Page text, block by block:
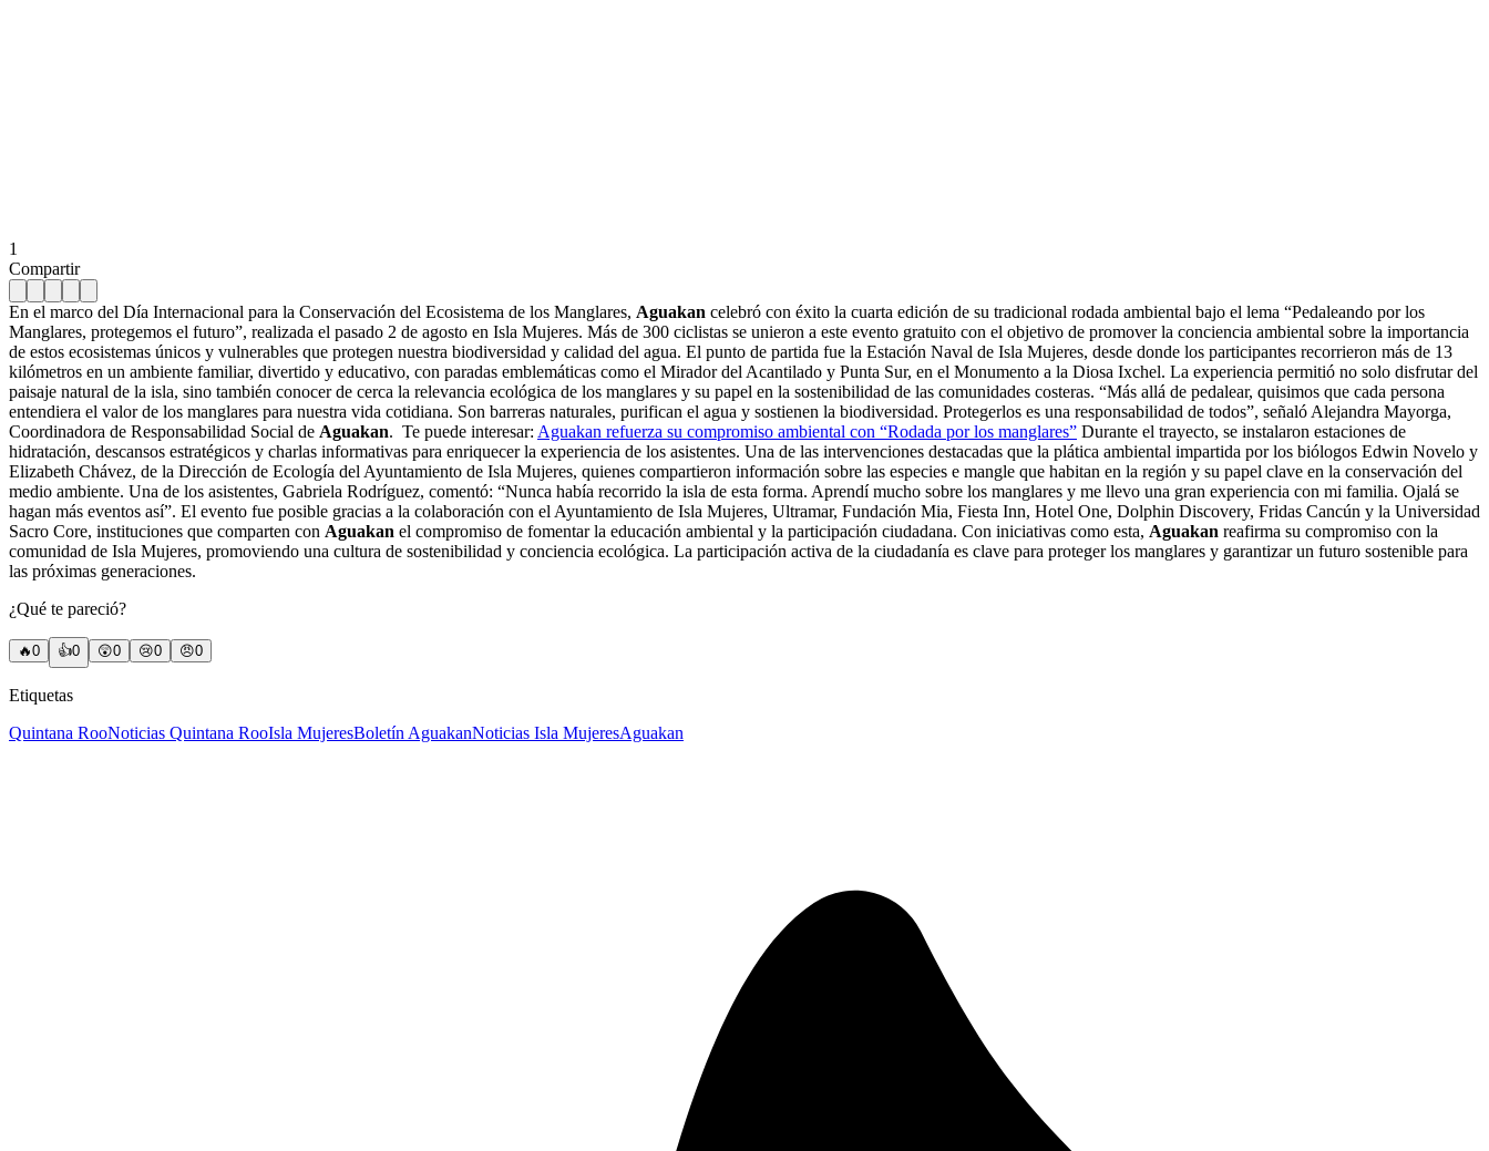
1
Compartir
En el marco del Día Internacional para la Conservación del Ecosistema de los Manglares, Aguakan celebró con éxito la cuarta edición de su tradicional rodada ambiental bajo el lema “Pedaleando por los
Manglares, protegemos el futuro”, realizada el pasado 2 de agosto en Isla Mujeres. Más de 300 ciclistas se unieron a este evento gratuito con el objetivo de promover la conciencia ambiental sobre la importancia
de estos ecosistemas únicos y vulnerables que protegen nuestra biodiversidad y calidad del agua. El punto de partida fue la Estación Naval de Isla Mujeres, desde donde los participantes recorrieron más de 13
kilómetros en un ambiente familiar, divertido y educativo, con paradas emblemáticas como el Mirador del Acantilado y Punta Sur, en el Monumento a la Diosa Ixchel. La experiencia permitió no solo disfrutar del
paisaje natural de la isla, sino también conocer de cerca la relevancia ecológica de los manglares y su papel en la sostenibilidad de las comunidades costeras. “Más allá de pedalear, quisimos que cada persona
entendiera el valor de los manglares para nuestra vida cotidiana. Son barreras naturales, purifican el agua y sostienen la biodiversidad. Protegerlos es una responsabilidad de todos”, señaló Alejandra Mayorga,
Coordinadora de Responsabilidad Social de Aguakan. Te puede interesar: Aguakan refuerza su compromiso ambiental con “Rodada por los manglares” Durante el trayecto, se instalaron estaciones de
hidratación, descansos estratégicos y charlas informativas para enriquecer la experiencia de los asistentes. Una de las intervenciones destacadas que la plática ambiental impartida por los biólogos Edwin Novelo y
Elizabeth Chávez, de la Dirección de Ecología del Ayuntamiento de Isla Mujeres, quienes compartieron información sobre las especies e mangle que habitan en la región y su papel clave en la conservación del
medio ambiente. Una de los asistentes, Gabriela Rodríguez, comentó: “Nunca había recorrido la isla de esta forma. Aprendí mucho sobre los manglares y me llevo una gran experiencia con mi familia. Ojalá se
hagan más eventos así”. El evento fue posible gracias a la colaboración con el Ayuntamiento de Isla Mujeres, Ultramar, Fundación Mia, Fiesta Inn, Hotel One, Dolphin Discovery, Fridas Cancún y la Universidad
Sacro Core, instituciones que comparten con Aguakan el compromiso de fomentar la educación ambiental y la participación ciudadana. Con iniciativas como esta, Aguakan reafirma su compromiso con la
comunidad de Isla Mujeres, promoviendo una cultura de sostenibilidad y conciencia ecológica. La participación activa de la ciudadanía es clave para proteger los manglares y garantizar un futuro sostenible para
las próximas generaciones.
¿Qué te pareció?
🔥0 👍0 😲0 😢0 😠0
Etiquetas
Quintana RooNoticias Quintana RooIsla MujeresBoletín AguakanNoticias Isla MujeresAguakan